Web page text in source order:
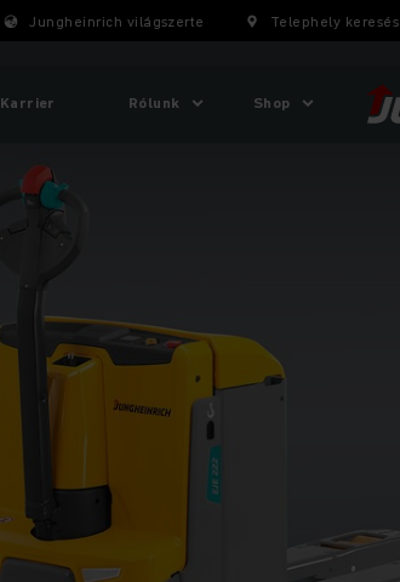
Jungheinrich világszerte Telephely keresés
Karrier Rólunk Shop